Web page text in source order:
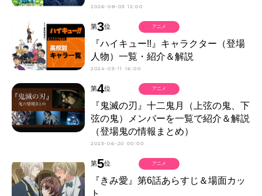
2026-08-03 12:00
第3位
『ハイキュー!!』キャラクター（登場
人物）一覧・紹介＆解説
2024-03-11 16:00
アニメ
第4位
『鬼滅の刃』十二鬼月（上弦の鬼、下
弦の鬼）メンバーを一覧で紹介＆解説
（登場鬼の情報まとめ）
2023-06-20 00:00
アニメ
第5位
『きみ愛』第6話あらすじ＆場面カッ
ト
アニメ